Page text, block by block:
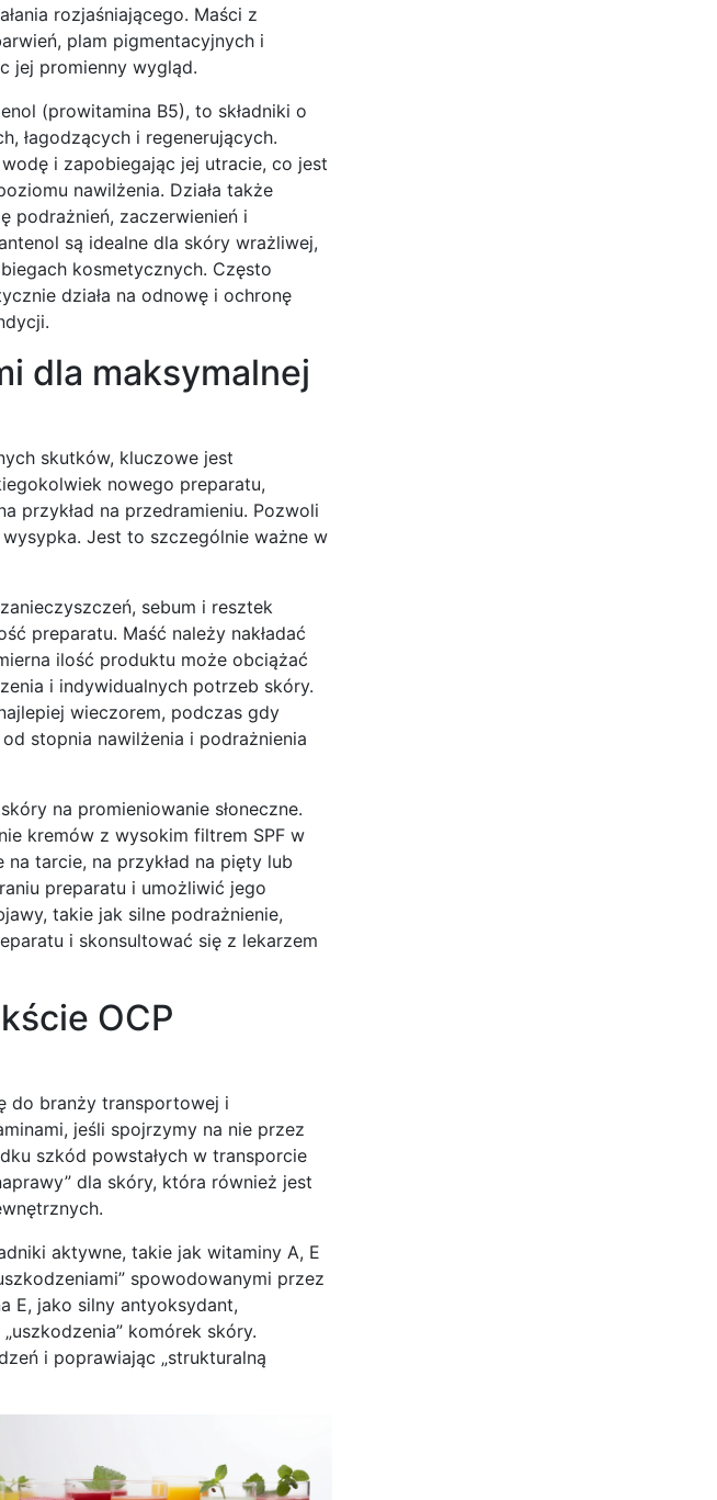
rozjaśniającego. Maści z
plam pigmentacyjnych i
jej promienny wygląd.
(prowitamina B5), to składniki o
łagodzących i regenerujących.
i zapobiegając jej utracie, co jest
nawilżenia. Działa także
podrażnień, zaczerwienień i
są idealne dla skóry wrażliwej,
kosmetycznych. Często
działa na odnowę i ochronę
dla maksymalnej
skutków, kluczowe jest
nowego preparatu,
przykład na przedramieniu. Pozwoli
Jest to szczególnie ważne w
sebum i resztek
preparatu. Maść należy nakładać
ilość produktu może obciążać
i indywidualnych potrzeb skóry.
wieczorem, podczas gdy
stopnia nawilżenia i podrażnienia
na promieniowanie słoneczne.
kremów z wysokim filtrem SPF w
tarcie, na przykład na pięty lub
preparatu i umożliwić jego
takie jak silne podrażnienie,
i skonsultować się z lekarzem
OCP
do branży transportowej i
jeśli spojrzymy na nie przez
szkód powstałych w transporcie
dla skóry, która również jest
aktywne, takie jak witaminy A, E
spowodowanymi przez
E, jako silny antyoksydant,
komórek skóry.
i poprawiając „strukturalną